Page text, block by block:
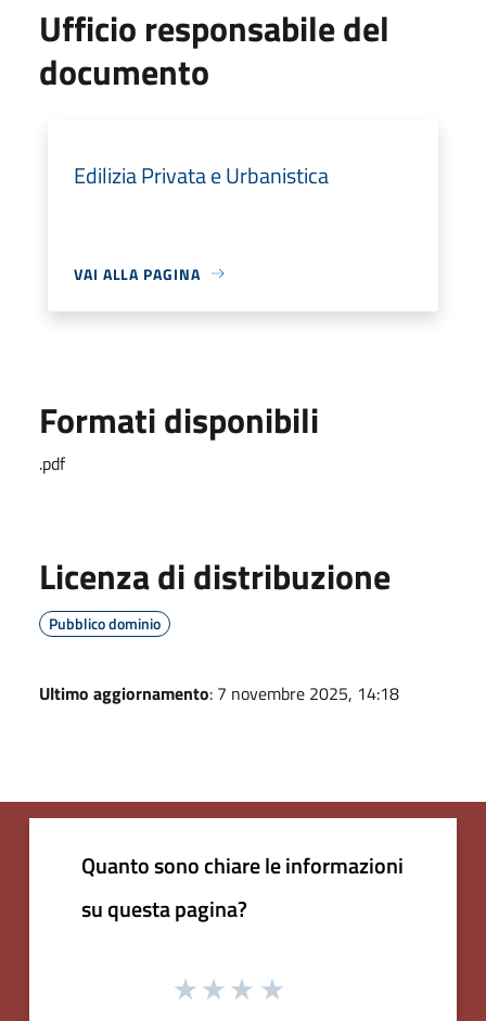
Ufficio responsabile del
documento
Edilizia Privata e Urbanistica
VAI ALLA PAGINA
Formati disponibili
.pdf
Licenza di distribuzione
Pubblico dominio
Ultimo aggiornamento: 7 novembre 2025, 14:18
Quanto sono chiare le informazioni
su questa pagina?